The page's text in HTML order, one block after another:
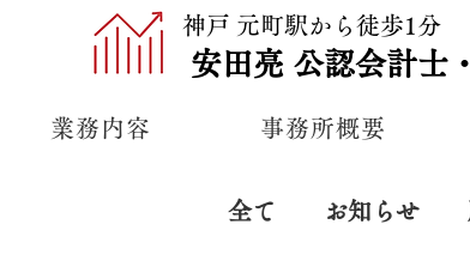
神戸 元町駅から徒歩1分
安田亮 公認会計士
業務内容 事務所概要
全て お知らせ